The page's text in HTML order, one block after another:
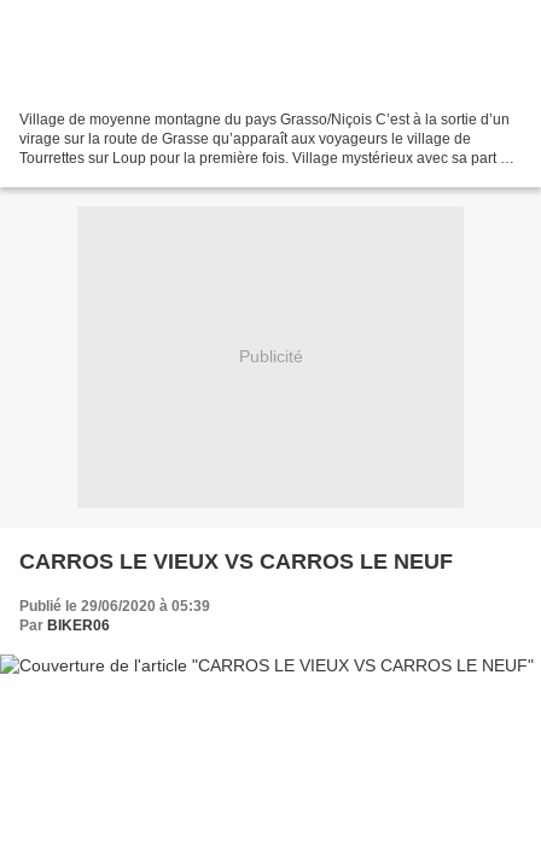
Village de moyenne montagne du pays Grasso/Niçois C’est à la sortie d’un
virage sur la route de Grasse qu’apparaît aux voyageurs le village de
Tourrettes sur Loup pour la première fois. Village mystérieux avec sa part de
Publicité
CARROS LE VIEUX VS CARROS LE NEUF
Publié le 29/06/2020 à 05:39
Par BIKER06